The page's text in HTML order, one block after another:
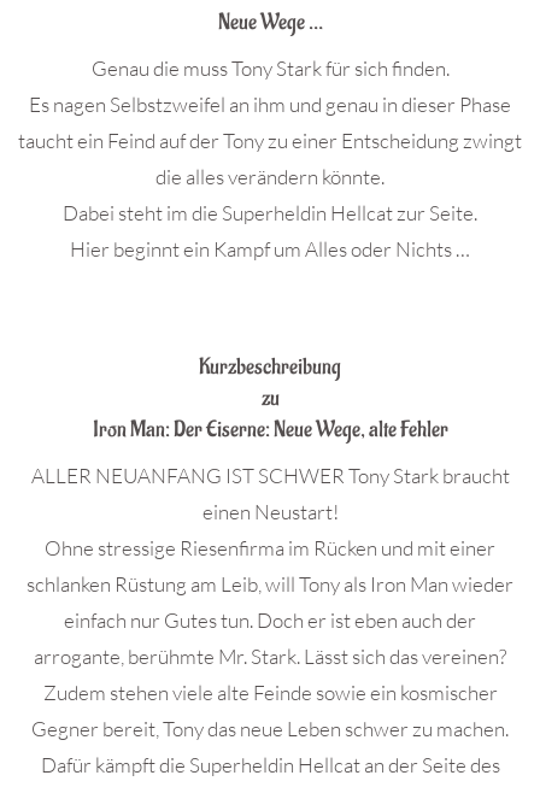
Neue Wege …
Genau die muss Tony Stark für sich finden.
Es nagen Selbstzweifel an ihm und genau in dieser Phase
taucht ein Feind auf der Tony zu einer Entscheidung zwingt
die alles verändern könnte.
Dabei steht im die Superheldin Hellcat zur Seite.
Hier beginnt ein Kampf um Alles oder Nichts …
Kurzbeschreibung
zu
Iron Man: Der Eiserne: Neue Wege, alte Fehler
ALLER NEUANFANG IST SCHWER Tony Stark braucht
einen Neustart!
Ohne stressige Riesenfirma im Rücken und mit einer
schlanken Rüstung am Leib, will Tony als Iron Man wieder
einfach nur Gutes tun. Doch er ist eben auch der
arrogante, berühmte Mr. Stark. Lässt sich das vereinen?
Zudem stehen viele alte Feinde sowie ein kosmischer
Gegner bereit, Tony das neue Leben schwer zu machen.
Dafür kämpft die Superheldin Hellcat an der Seite des